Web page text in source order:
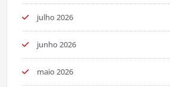
julho 2026
junho 2026
maio 2026